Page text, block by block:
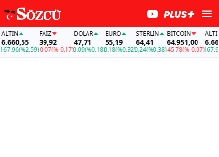
(%2,59)
FAİZ
39,92
-0,07(%-0,17)
DOLAR
47,71
0,09(%0,18)
EURO
55,19
0,18(%0,32)
STERLIN
64,41
0,24(%0,38)
BITCOIN
64.951,00
-45,78(%-0,07)
ALTIN
167,96